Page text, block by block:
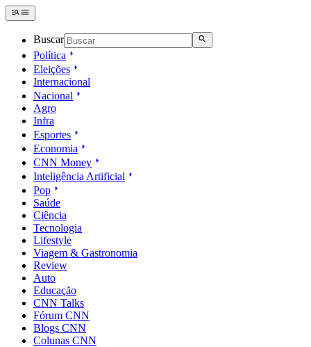
Buscar
Política
Eleições
Internacional
Nacional
Agro
Infra
Esportes
Economia
CNN Money
Inteligência Artificial
Pop
Saúde
Ciência
Tecnologia
Lifestyle
Viagem & Gastronomia
Review
Auto
Educação
CNN Talks
Fórum CNN
Blogs CNN
Colunas CNN